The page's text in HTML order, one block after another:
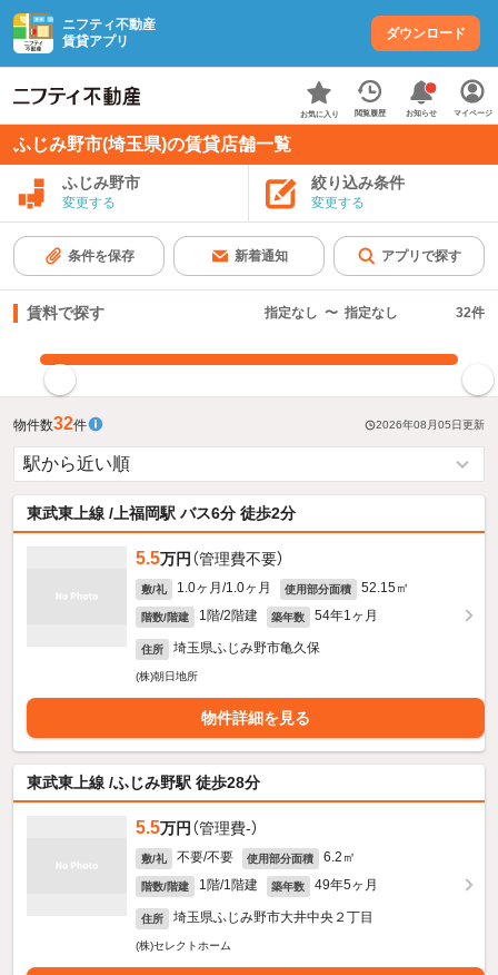
ニフティ不動産
賃貸アプリ
ダウンロード
お気に入り 閲覧履歴 お知らせ マイページ
ふじみ野市(埼玉県)の賃貸店舗一覧
ふじみ野市
変更する
絞り込み条件
変更する
条件を保存 新着通知 アプリで探す
賃料で探す 指定なし 〜 指定なし 32件
物件数32件 2026年08月05日更新
東武東上線 /上福岡駅 バス6分 徒歩2分
5.5万円 （管理費不要）
敷/礼 1.0ヶ月/1.0ヶ月 使用部分面積 52.15㎡
階数/階建 1階/2階建 築年数 54年1ヶ月
住所 埼玉県ふじみ野市亀久保
(株)朝日地所
物件詳細を見る
東武東上線 /ふじみ野駅 徒歩28分
5.5万円 （管理費-）
敷/礼 不要/不要 使用部分面積 6.2㎡
階数/階建 1階/1階建 築年数 49年5ヶ月
住所 埼玉県ふじみ野市大井中央２丁目
(株)セレクトホーム